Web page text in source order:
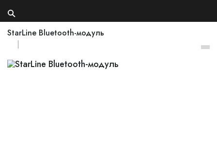
StarLine Bluetooth-модуль